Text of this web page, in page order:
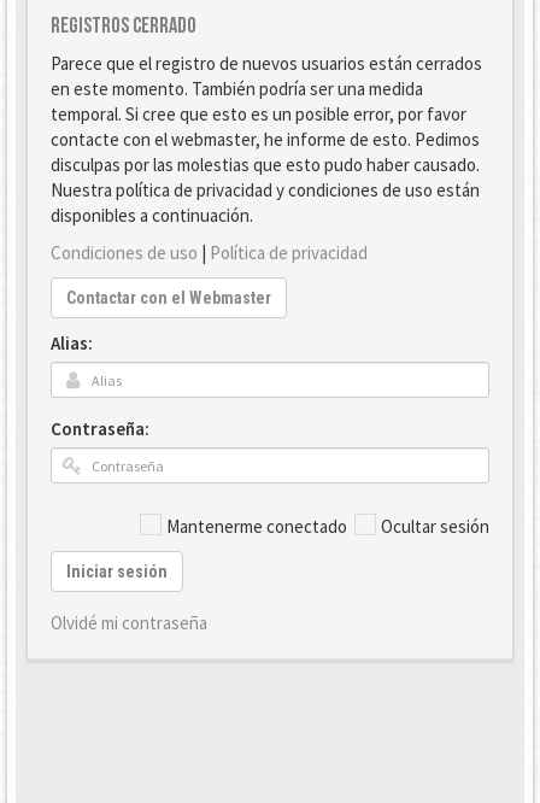
Registros cerrado
Parece que el registro de nuevos usuarios están cerrados
en este momento. También podría ser una medida
temporal. Si cree que esto es un posible error, por favor
contacte con el webmaster, he informe de esto. Pedimos
disculpas por las molestias que esto pudo haber causado.
Nuestra política de privacidad y condiciones de uso están
disponibles a continuación.
Condiciones de uso | Política de privacidad
Contactar con el Webmaster
Alias:
Contraseña:
Mantenerme conectado Ocultar sesión
Iniciar sesión
Olvidé mi contraseña